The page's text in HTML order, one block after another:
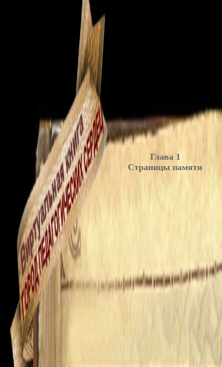
Глава 1
Страницы памяти